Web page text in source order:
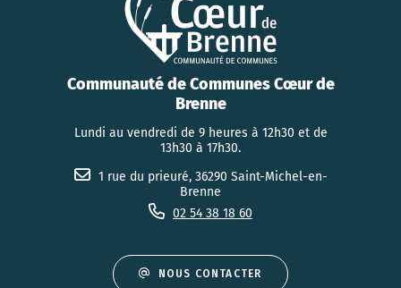
Communauté de Communes Cœur de
Brenne
Lundi au vendredi de 9 heures à 12h30 et de
13h30 à 17h30.
1 rue du prieuré, 36290 Saint-Michel-en-
Brenne
02 54 38 18 60
NOUS CONTACTER